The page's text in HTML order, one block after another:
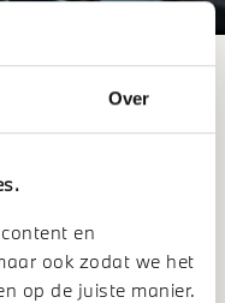
Over
en
ook zodat we het
op de juiste manier.
comfort en
moeiteloos dankzij
u op elke zitplaats
met het Harman